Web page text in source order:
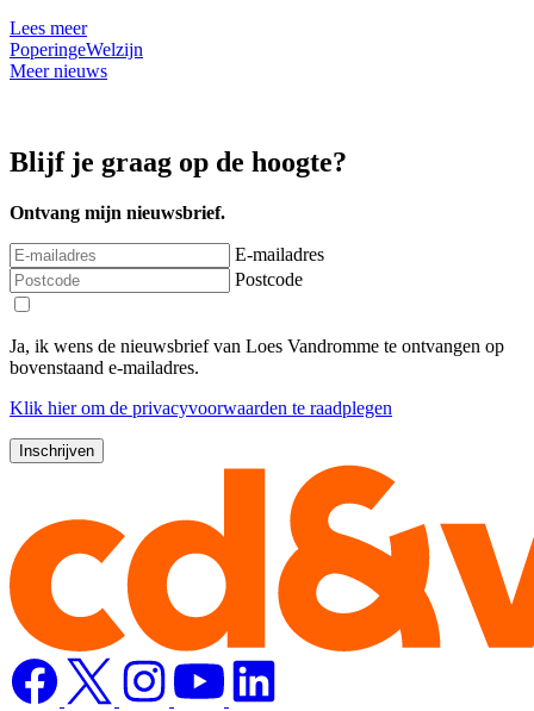
Lees meer
PoperingeWelzijn
Meer nieuws
Blijf je graag op de hoogte?
Ontvang mijn nieuwsbrief.
E-mailadres
Postcode
Ja, ik wens de nieuwsbrief van Loes Vandromme te ontvangen op
bovenstaand e-mailadres.
Klik hierom de privacyvoorwaarden te raadplegen